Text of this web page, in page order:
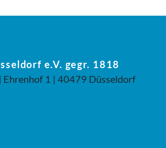
e.V. gegr. 1818
Ehrenhof 1 | 40479 Düsseldorf